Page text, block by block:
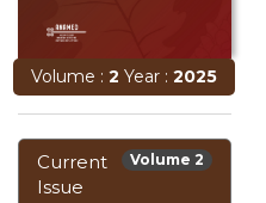
Volume :2 Year :2025
Volume 2
Current
Issue